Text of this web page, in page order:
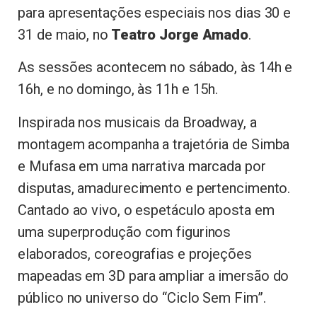
para apresentações especiais nos dias 30 e
31 de maio, no Teatro Jorge Amado.
As sessões acontecem no sábado, às 14h e
16h, e no domingo, às 11h e 15h.
Inspirada nos musicais da Broadway, a
montagem acompanha a trajetória de Simba
e Mufasa em uma narrativa marcada por
disputas, amadurecimento e pertencimento.
Cantado ao vivo, o espetáculo aposta em
uma superprodução com figurinos
elaborados, coreografias e projeções
mapeadas em 3D para ampliar a imersão do
público no universo do “Ciclo Sem Fim”.